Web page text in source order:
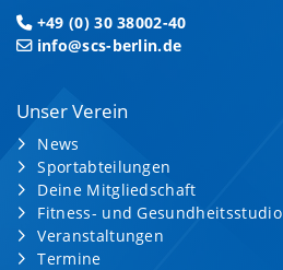
+49 (0) 30 38002-40
info@scs-berlin.de
Unser Verein
News
Sportabteilungen
Deine Mitgliedschaft
Fitness- und Gesundheitsstudio
Veranstaltungen
Termine